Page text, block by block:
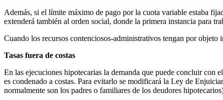
Además, si el límite máximo de pago por la cuota variable estaba
extenderá también al orden social, donde la primera instancia para
Cuando los recursos contenciosos-administrativos tengan por
Tasas fuera de costas
En las ejecuciones hipotecarias la demanda que puede concluir con
es condenado a costas. Para evitarlo se modificará la Ley de
normalmente son los padres o familiares de los deudores